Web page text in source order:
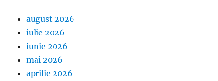
august 2026
iulie 2026
iunie 2026
mai 2026
aprilie 2026